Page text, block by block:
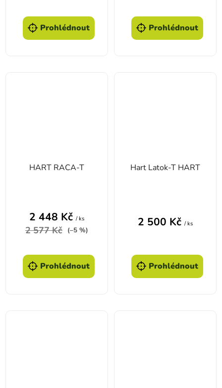
Prohlédnout Prohlédnout
HART RACA-T
2 448 Kč / ks
2 577 Kč (–5 %)
Prohlédnout
Hart Latok-T HART
2 500 Kč / ks
Prohlédnout